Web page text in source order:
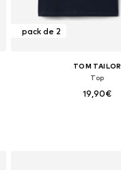
pack de 2
TOM TAILOR
Top
19,90€